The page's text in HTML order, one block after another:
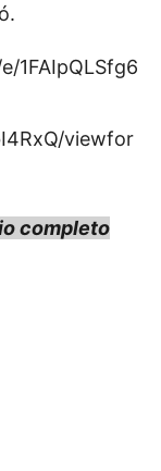
1FAIpQLSfg6
viewfor
completo